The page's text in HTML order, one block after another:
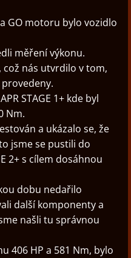
GO motoru bylo vozidlo
měření výkonu.
což nás utvrdilo v tom,
STAGE 1+ kde byl
Nm.
a ukázalo se, že
jsme se pustili do
2+ s cílem dosáhnou
dobu nedařilo
další komponenty a
našli tu správnou
406 HP a 581 Nm, bylo